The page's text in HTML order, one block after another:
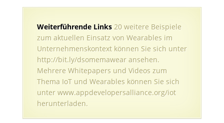
Weiterführende Links20 weitere Beispiele
zum aktuellen Einsatz von Wearables im
Unternehmenskontext können Sie sich unter
http://bit.ly/dsomemawear ansehen.
Mehrere Whitepapers und Videos zum
Thema IoT und Wearables können Sie sich
unter www.appdevelopersalliance.org/iot
herunterladen.